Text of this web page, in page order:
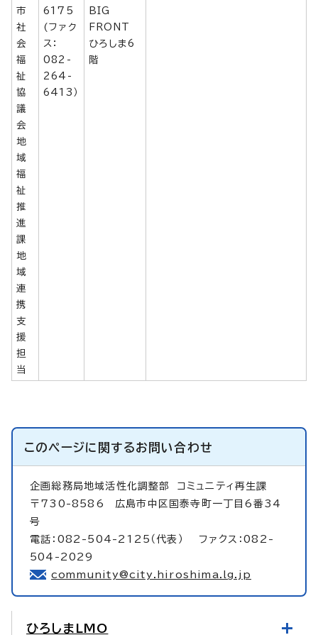
市
社
会
福
祉
協
議
会
地
域
福
祉
推
進
課
地
域
連
携
支
援
担
当
6175
(ファク
ス：
082-
264-
6413）
BIG
FRONT
ひろしま6
階
このページに関するお問い合わせ
企画総務局地域活性化調整部 コミュニティ再生課
〒730-8586 広島市中区国泰寺町一丁目6番34
号
電話：082-504-2125（代表） ファクス：082-
504-2029
community@city.hiroshima.lg.jp
ひろしまLMO